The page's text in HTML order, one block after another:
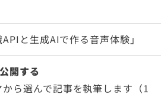
APIと生成AIで作る音声体験」
開する
ら選んで記事を執筆します（1